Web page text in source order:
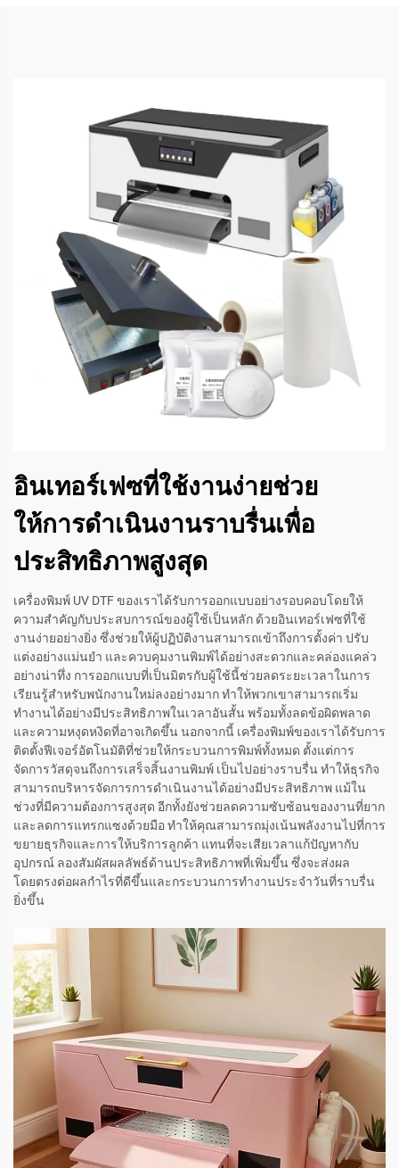
อินเทอร์เฟซที่ใช้งานง่ายช่วย
ให้การดำเนินงานราบรื่นเพื่อ
ประสิทธิภาพสูงสุด
เครื่องพิมพ์ UV DTF ของเราได้รับการออกแบบอย่างรอบคอบโดยให้
ความสำคัญกับประสบการณ์ของผู้ใช้เป็นหลัก ด้วยอินเทอร์เฟซที่ใช้
งานง่ายอย่างยิ่ง ซึ่งช่วยให้ผู้ปฏิบัติงานสามารถเข้าถึงการตั้งค่า ปรับ
แต่งอย่างแม่นยำ และควบคุมงานพิมพ์ได้อย่างสะดวกและคล่องแคล่ว
อย่างน่าทึ่ง การออกแบบที่เป็นมิตรกับผู้ใช้นี้ช่วยลดระยะเวลาในการ
เรียนรู้สำหรับพนักงานใหม่ลงอย่างมาก ทำให้พวกเขาสามารถเริ่ม
ทำงานได้อย่างมีประสิทธิภาพในเวลาอันสั้น พร้อมทั้งลดข้อผิดพลาด
และความหงุดหงิดที่อาจเกิดขึ้น นอกจากนี้ เครื่องพิมพ์ของเราได้รับการ
ติดตั้งฟีเจอร์อัตโนมัติที่ช่วยให้กระบวนการพิมพ์ทั้งหมด ตั้งแต่การ
จัดการวัสดุจนถึงการเสร็จสิ้นงานพิมพ์ เป็นไปอย่างราบรื่น ทำให้ธุรกิจ
สามารถบริหารจัดการการดำเนินงานได้อย่างมีประสิทธิภาพ แม้ใน
ช่วงที่มีความต้องการสูงสุด อีกทั้งยังช่วยลดความซับซ้อนของงานที่ยาก
และลดการแทรกแซงด้วยมือ ทำให้คุณสามารถมุ่งเน้นพลังงานไปที่การ
ขยายธุรกิจและการให้บริการลูกค้า แทนที่จะเสียเวลาแก้ปัญหากับ
อุปกรณ์ ลองสัมผัสผลลัพธ์ด้านประสิทธิภาพที่เพิ่มขึ้น ซึ่งจะส่งผล
โดยตรงต่อผลกำไรที่ดีขึ้นและกระบวนการทำงานประจำวันที่ราบรื่น
ยิ่งขึ้น